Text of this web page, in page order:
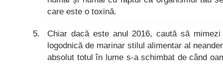
care este o toxină.
Chiar dacă este anul 2016, caută să
logodnică de marinar stilul alimentar al
absolut totul în lume s-a schimbat de când